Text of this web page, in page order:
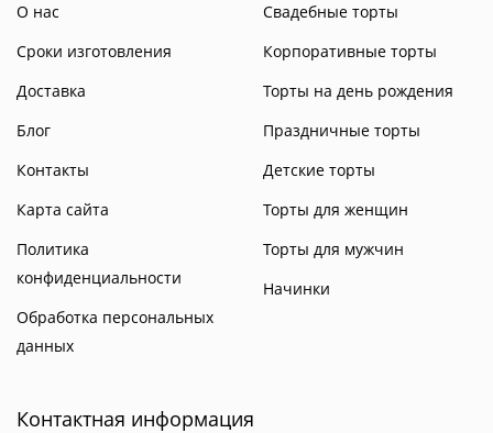
О нас
Сроки изготовления
Доставка
Блог
Контакты
Карта сайта
Политика
конфиденциальности
Обработка персональных
данных
Свадебные торты
Корпоративные торты
Торты на день рождения
Праздничные торты
Детские торты
Торты для женщин
Торты для мужчин
Начинки
Контактная информация